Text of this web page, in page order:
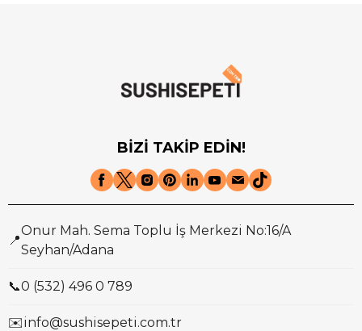
BİZİ TAKİP EDİN!
📍
Onur Mah. Sema Toplu İş Merkezi No:16/A
Seyhan/Adana
📞0 (532) 496 0 789
✉️info@sushisepeti.com.tr